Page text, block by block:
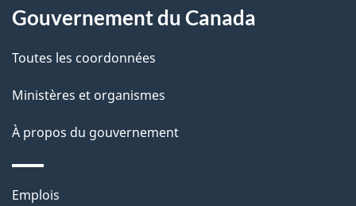
i
d
e
l
a
propos
de
site
Gouvernement du Canada
Toutes les coordonnées
Ministères et organismes
À propos du gouvernement
Thèmes
Emplois